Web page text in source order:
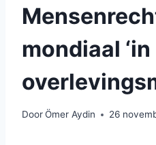
mondiaal ‘in
DoorÖmer Aydin 26